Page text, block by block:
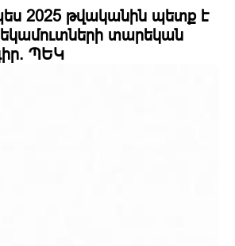
2025 թվականին պետք է
եկամուտների տարեկան
ՊԵԿ